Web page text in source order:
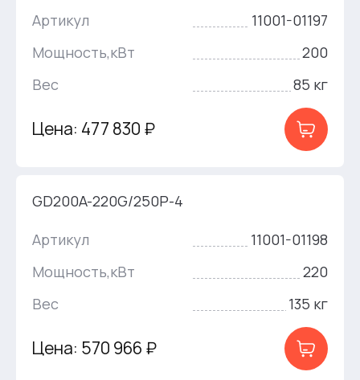
Артикул
11001-01197
Мощность,кВт
200
Вес
85 кг
Цена: 477 830 ₽
GD200A-220G/250P-4
Артикул
11001-01198
Мощность,кВт
220
Вес
135 кг
Цена: 570 966 ₽